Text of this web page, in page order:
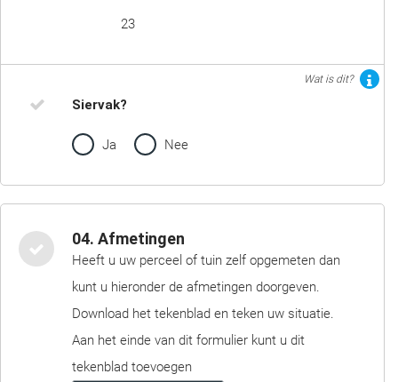
23
Wat is dit?
Siervak?
Ja Nee
04. Afmetingen
Heeft u uw perceel of tuin zelf opgemeten dan
kunt u hieronder de afmetingen doorgeven.
Download het tekenblad en teken uw situatie.
Aan het einde van dit formulier kunt u dit
tekenblad toevoegen